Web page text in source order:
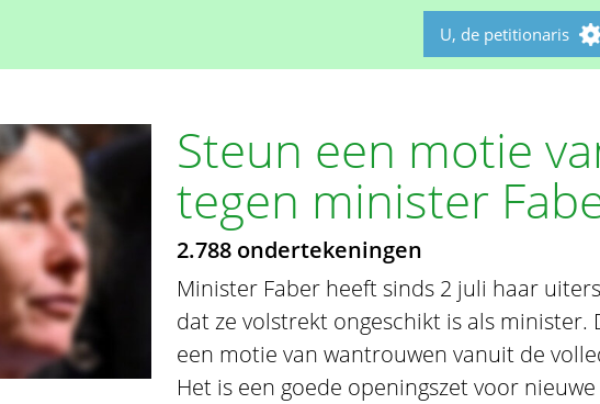
U, de petitionaris
Steun een motie
tegen minister
2.788 ondertekeningen
Minister Faber heeft sinds 2 juli haar
dat ze volstrekt ongeschikt is als
een motie van wantrouwen vanuit de
Het is een goede openingszet voor